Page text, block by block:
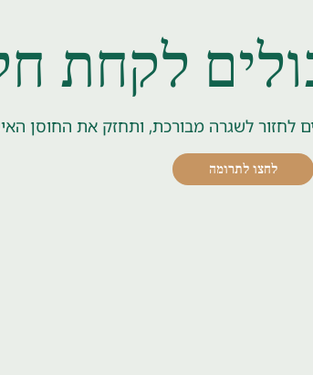
לקחת
לחזור לשגרה מבורכת, ותחזק את החוסן
לחצו לתרומה